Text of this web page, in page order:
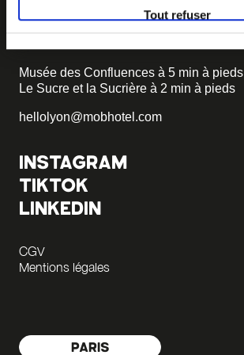
Tout refuser
69002 Lyon
Musée des Confluences à 5 min à pieds
Le Sucre et la Sucrière à 2 min à pieds
hellolyon@mobhotel.com
INSTAGRAM
TIKTOK
LINKEDIN
CGV
Mentions légales
PARIS